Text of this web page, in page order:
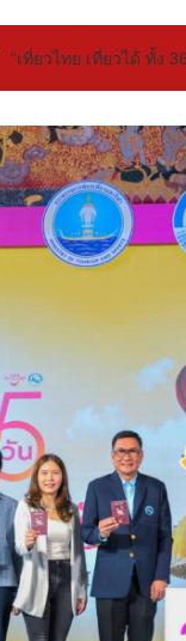
“เที่ยวไทย เที่ยวได้ ทั้ง